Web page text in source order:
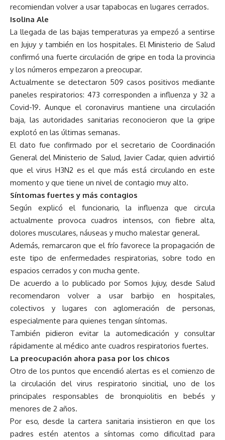
recomiendan volver a usar tapabocas en lugares cerrados.
Isolina Ale
La llegada de las bajas temperaturas ya empezó a sentirse
en Jujuy y también en los hospitales. El Ministerio de Salud
confirmó una fuerte circulación de gripe en toda la provincia
y los números empezaron a preocupar.
Actualmente se detectaron 509 casos positivos mediante
paneles respiratorios: 473 corresponden a influenza y 32 a
Covid-19. Aunque el coronavirus mantiene una circulación
baja, las autoridades sanitarias reconocieron que la gripe
explotó en las últimas semanas.
El dato fue confirmado por el secretario de Coordinación
General del Ministerio de Salud, Javier Cadar, quien advirtió
que el virus H3N2 es el que más está circulando en este
momento y que tiene un nivel de contagio muy alto.
Síntomas fuertes y más contagios
Según explicó el funcionario, la influenza que circula
actualmente provoca cuadros intensos, con fiebre alta,
dolores musculares, náuseas y mucho malestar general.
Además, remarcaron que el frío favorece la propagación de
este tipo de enfermedades respiratorias, sobre todo en
espacios cerrados y con mucha gente.
De acuerdo a lo publicado por Somos Jujuy, desde Salud
recomendaron volver a usar barbijo en hospitales,
colectivos y lugares con aglomeración de personas,
especialmente para quienes tengan síntomas.
También pidieron evitar la automedicación y consultar
rápidamente al médico ante cuadros respiratorios fuertes.
La preocupación ahora pasa por los chicos
Otro de los puntos que encendió alertas es el comienzo de
la circulación del virus respiratorio sincitial, uno de los
principales responsables de bronquiolitis en bebés y
menores de 2 años.
Por eso, desde la cartera sanitaria insistieron en que los
padres estén atentos a síntomas como dificultad para